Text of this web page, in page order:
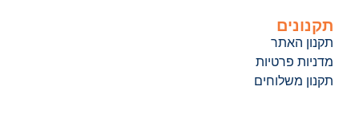
תקנונים
תקנון האתר
מדניות פרטיות
תקנון משלוחים